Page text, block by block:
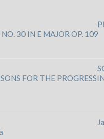
30 IN E MAJOR OP. 109
FOR THE